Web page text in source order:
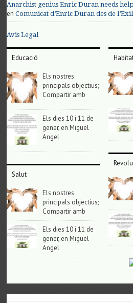
Anarchist genius Enric Duran needs
enComunicat d’Enric Duran des de
Avis Legal
Educació
Els nostres
principals objectius;
Compartir amb
Els dies 10 i 11 de
gener, en Miguel
Angel
Salut
Els nostres
principals objectius;
Compartir amb
Els dies 10 i 11 de
gener, en Miguel
Angel